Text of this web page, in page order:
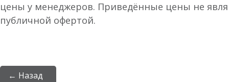
цены у менеджеров. Приведённые цены не
публичной офертой.
← Назад